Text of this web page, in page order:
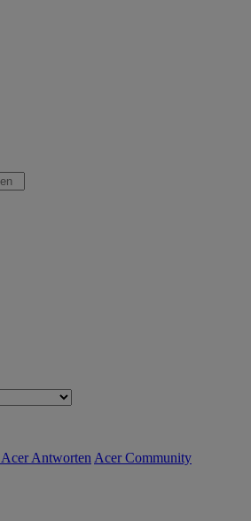
Acer Antworten Acer Community